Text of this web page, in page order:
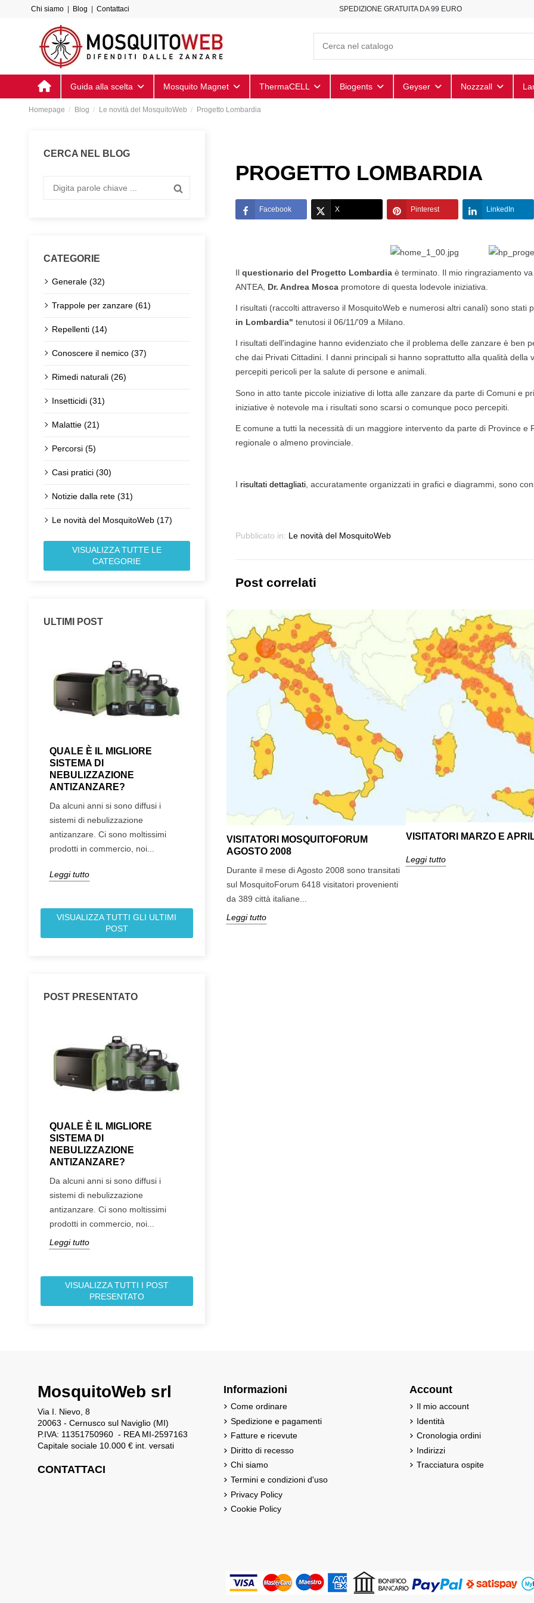
Chi siamo Blog Contattaci SPEDIZIONE GRATUITA DA 99 EURO
Guida alla scelta Mosquito Magnet ThermaCELL Biogents Geyser Nozzzall
Homepage Blog Le novità del MosquitoWeb Progetto Lombardia
CERCA NEL BLOG
CATEGORIE
Generale (32)
Trappole per zanzare (61)
Repellenti (14)
Conoscere il nemico (37)
Rimedi naturali (26)
Insetticidi (31)
Malattie (21)
Percorsi (5)
Casi pratici (30)
Notizie dalla rete (31)
Le novità del MosquitoWeb (17)
VISUALIZZA TUTTE LE
CATEGORIE
ULTIMI POST
QUALE È IL MIGLIORE
SISTEMA DI
NEBULIZZAZIONE
ANTIZANZARE?
Da alcuni anni si sono diffusi i
sistemi di nebulizzazione
antizanzare. Ci sono moltissimi
prodotti in commercio, noi...
Leggi tutto
IL MOSQUITOFORUM VA
DEFINITIVAMENTE IN
Abbiamo messo off-line il nostro
forum, da cui tutto è partito. Un
piccolo pezzo di storia che se ne
DECORSO PUNTURE
ZANZARE TIGRE NEI
BAMBINI
Ecco come si presentano le
punture delle zanzare nei bambini
particolarmente sensibili.
DA
Come
giorno
casa
VISUALIZZA TUTTI GLI ULTIMI
POST
POST PRESENTATO
QUALE È IL MIGLIORE
SISTEMA DI
NEBULIZZAZIONE
ANTIZANZARE?
Da alcuni anni si sono diffusi i
sistemi di nebulizzazione
antizanzare. Ci sono moltissimi
prodotti in commercio, noi...
Leggi tutto
VISUALIZZA TUTTI I POST
PRESENTATO
PROGETTO LOMBARDIA
Facebook X Pinterest LinkedIn
Il questionario del Progetto Lombardia è terminato. Il mio ringraziamento
ANTEA, Dr. Andrea Mosca promotore di questa lodevole iniziativa.
I risultati (raccolti attraverso il MosquitoWeb e numerosi altri canali) sono stati
in Lombardia" tenutosi il 06/11/'09 a Milano.
I risultati dell'indagine hanno evidenziato che il problema delle zanzare è ben
che dai Privati Cittadini. I danni principali si hanno soprattutto alla qualità
percepiti pericoli per la salute di persone e animali.
Sono in atto tante piccole iniziative di lotta alle zanzare da parte di Comuni e
iniziative è notevole ma i risultati sono scarsi o comunque poco percepiti.
E comune a tutti la necessità di un maggiore intervento da parte di Province
regionale o almeno provinciale.
I risultati dettagliati , accuratamente organizzati in grafici e diagrammi, sono
Pubblicato in: Le novità del MosquitoWeb
Post correlati
Durante il mese di agosto sono transitati sul
69.326 pagine.Dal primo...
VISITATORI MOSQUITOFORUM
AGOSTO 2008
Durante il mese di Agosto 2008 sono transitati
sul MosquitoForum 6418 visitatori provenienti
da 389 città italiane...
Leggi tutto
VISITATORI MARZO E
Leggi tutto
MosquitoWeb srl
Via I. Nievo, 8
20063 - Cernusco sul Naviglio (MI)
P.IVA: 11351750960 - REA MI-2597163
Capitale sociale 10.000 € int. versati
CONTATTACI
Informazioni
Come ordinare
Spedizione e pagamenti
Fatture e ricevute
Diritto di recesso
Chi siamo
Termini e condizioni d'uso
Privacy Policy
Cookie Policy
Account
Il mio account
Identità
Cronologia ordini
Indirizzi
Tracciatura ospite